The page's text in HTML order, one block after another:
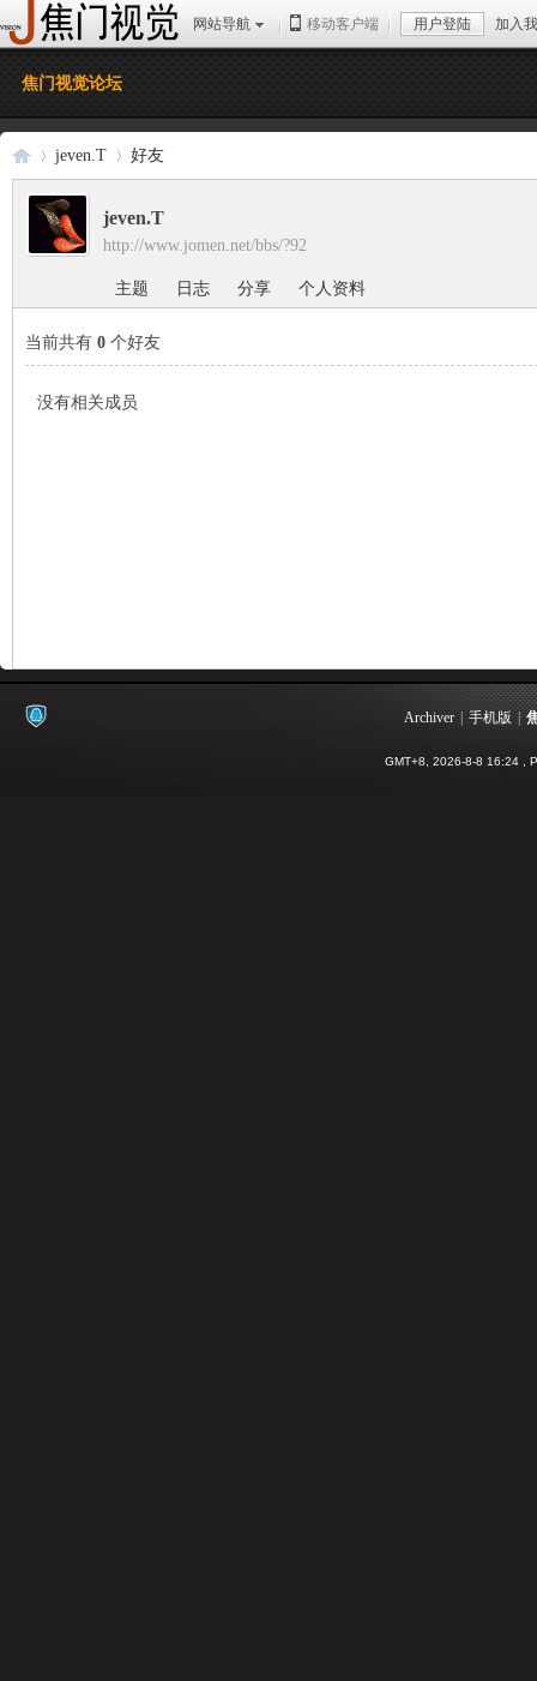
网站导航 移动客户端 用户登陆 加入
焦门视觉论坛
焦›
jeven.T 好友
jeven.T
http://www.jomen.net/bbs/?92
主题 日志 分享 个人资料
当前共有 0 个好友
没有相关成员
Archiver | 手机版 |
GMT+8, 2026-8-8 16:24 ,